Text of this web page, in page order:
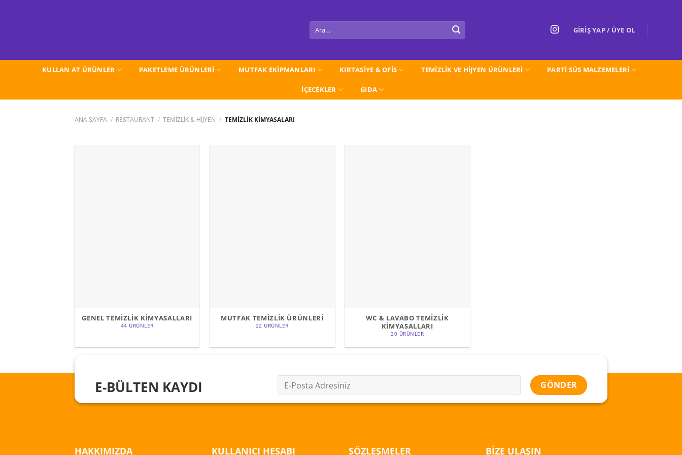
Ara: GIRIŞ YAP / ÜYE OL
KULLAN AT ÜRÜNLER PAKETLEME ÜRÜNLERİ MUTFAK EKİPMANLARI KIRTASİYE & OFİS TEMİZLİK VE HİJYEN ÜRÜNLERİ PARTI SÜS MALZEMELERİ
İÇECEKLER GIDA
ANA SAYFA / RESTAURANT / TEMİZLİK & HİJYEN / TEMİZLİK KİMYASALARI
GENEL TEMİZLİK KİMYASALLARI
44 ÜRÜNLER
MUTFAK TEMİZLİK ÜRÜNLERİ
22 ÜRÜNLER
WC & LAVABO TEMİZLİK
KİMYASALLARI
20 ÜRÜNLER
E-BÜLTEN KAYDI
HAKKIMIZDA KULLANICI HESABI SÖZLEŞMELER BIZE ULAŞIN